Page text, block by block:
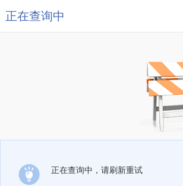
正在查询中
正在查询中，请刷新重试